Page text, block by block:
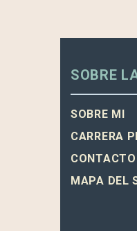
SOBRE
SOBRE MI
CARRERA
CONTACTO
MAPA DEL